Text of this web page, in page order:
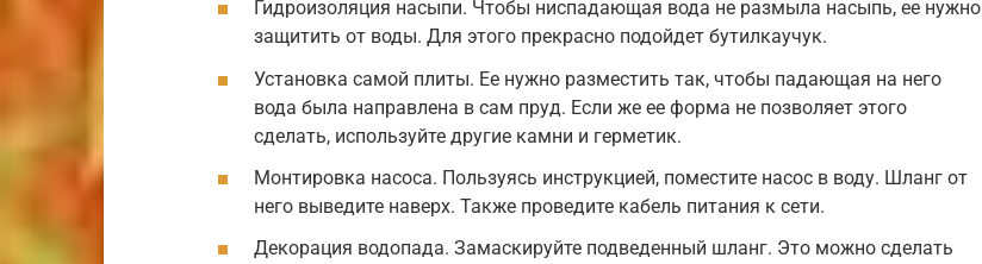
Гидроизоляция насыпи. Чтобы ниспадающая вода не размыла насыпь, ее нужно
защитить от воды. Для этого прекрасно подойдет бутилкаучук.
Установка самой плиты. Ее нужно разместить так, чтобы падающая на него
вода была направлена в сам пруд. Если же ее форма не позволяет этого
сделать, используйте другие камни и герметик.
Монтировка насоса. Пользуясь инструкцией, поместите насос в воду. Шланг от
него выведите наверх. Также проведите кабель питания к сети.
Декорация водопада. Замаскируйте подведенный шланг. Это можно сделать